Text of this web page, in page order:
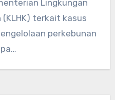
Lingkungan
(KLHK) terkait kasus
perkebunan